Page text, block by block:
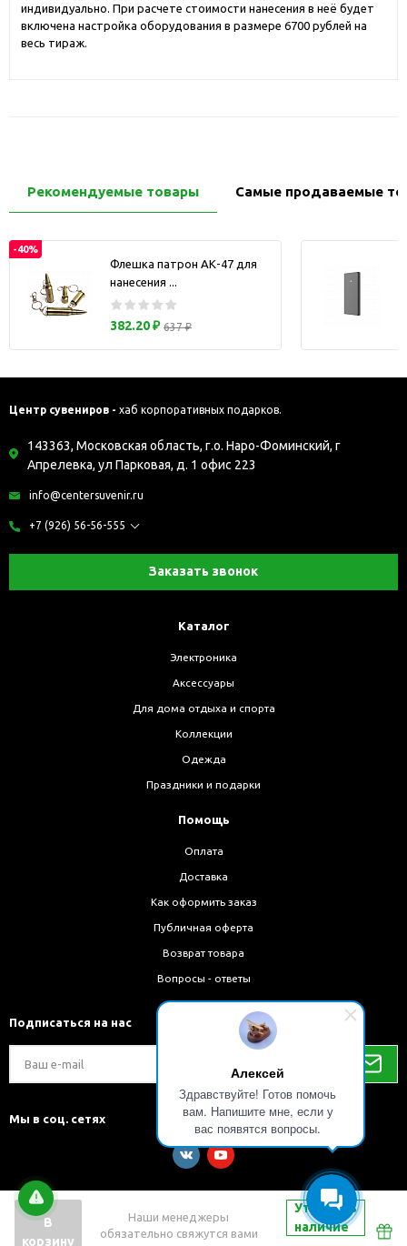
Алексей
Здравствуйте! Готов помочь
вам. Напишите мне, если у
вас появятся вопросы.
Уточнить
наличие
В
корзину
Наши менеджеры
обязательно свяжутся вами
индивидуально. При расчете стоимости нанесения в неё будет
включена настройка оборудования в размере 6700 рублей на
весь тираж.
Рекомендуемые товары Самые продаваемые
-40%
Флешка патрон АК-47 для
нанесения ...
382.20 ₽ 637 ₽
Центр сувениров - хаб корпоративных подарков.
143363, Московская область, г.о. Наро-Фоминский, г
Апрелевка, ул Парковая, д. 1 офис 223
info@centersuvenir.ru
+7 (926) 56-56-555
Заказать звонок
Каталог
Электроника
Аксессуары
Для дома отдыха и спорта
Коллекции
Одежда
Праздники и подарки
Помощь
Оплата
Доставка
Как оформить заказ
Публичная оферта
Возврат товара
Вопросы - ответы
Подписаться на нас
Мы в соц. сетях
Разработка и внедрение решений на 1С-Битрикс